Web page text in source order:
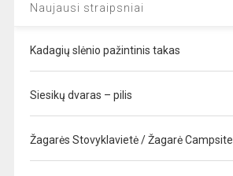
Naujausi straipsniai
Kadagių slėnio pažintinis takas
Siesikų dvaras – pilis
Žagarės Stovyklavietė / Žagarė Campsite